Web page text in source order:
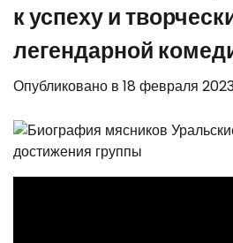
к успеху и
легендарной
Опубликовано в 18 февраля